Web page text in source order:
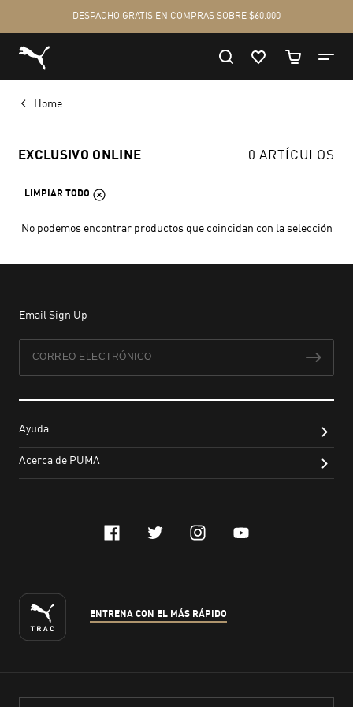
Home
EXCLUSIVO ONLINE 0 ARTÍCULOS
LIMPIAR TODO
No podemos encontrar productos que coincidan con la selección